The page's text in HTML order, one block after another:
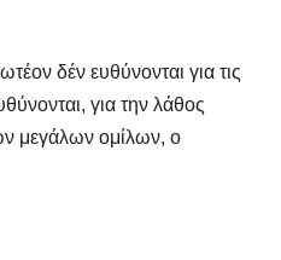
δέν ευθύνονται για τις
για την λάθος
μεγάλων ομίλων, ο